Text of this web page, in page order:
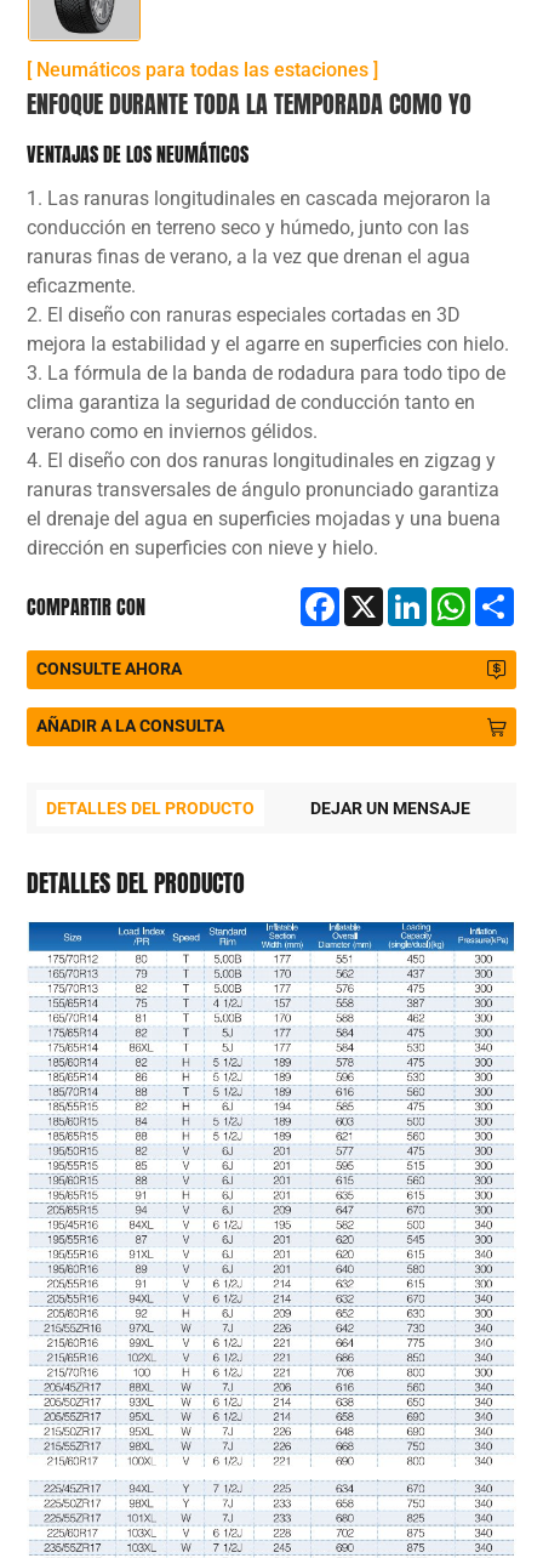
[ Neumáticos para todas las estaciones ]
ENFOQUE DURANTE TODA LA TEMPORADA COMO YO
VENTAJAS DE LOS NEUMÁTICOS
1. Las ranuras longitudinales en cascada mejoraron la
conducción en terreno seco y húmedo, junto con las
ranuras finas de verano, a la vez que drenan el agua
eficazmente.
2. El diseño con ranuras especiales cortadas en 3D
mejora la estabilidad y el agarre en superficies con hielo.
3. La fórmula de la banda de rodadura para todo tipo de
clima garantiza la seguridad de conducción tanto en
verano como en inviernos gélidos.
4. El diseño con dos ranuras longitudinales en zigzag y
ranuras transversales de ángulo pronunciado garantiza
el drenaje del agua en superficies mojadas y una buena
dirección en superficies con nieve y hielo.
COMPARTIR CON Facebook
X LinkedIn
CONSULTE AHORA
AÑADIR A LA CONSULTA
DETALLES DEL PRODUCTO DEJAR UN MENSAJE
DETALLES DEL PRODUCTO